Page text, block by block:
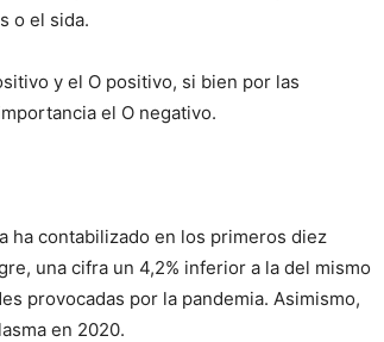
o el sida.
y el O positivo, si bien por las
el O negativo.
ha contabilizado en los primeros diez
una cifra un 4,2% inferior a la del mismo
provocadas por la pandemia. Asimismo,
en 2020.